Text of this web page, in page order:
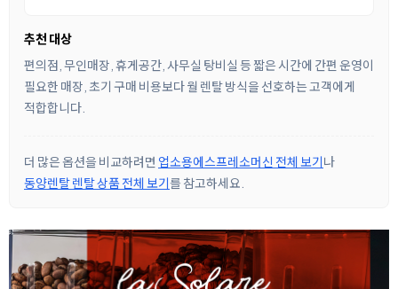
추천 대상
편의점, 무인매장, 휴게공간, 사무실 탕비실 등 짧은 시간에 간편 운영이
필요한 매장, 초기 구매 비용보다 월 렌탈 방식을 선호하는 고객에게
적합합니다.
더 많은 옵션을 비교하려면 업소용에스프레소머신 전체 보기나
동양렌탈 렌탈 상품 전체 보기를 참고하세요.